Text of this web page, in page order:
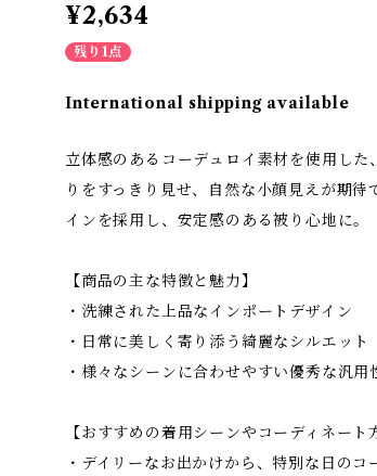
¥2,634
残り1点
International shipping available
立体感のあるコーデュロイ素材を使用し
りをすっきり見せ、自然な小顔見えが期
インを採用し、安定感のある被り心地に。
【商品の主な特徴と魅力】
・洗練された上品なインポートデザイン
・日常に美しく寄り添う綺麗なシルエット
・様々なシーンに合わせやすい優秀な汎用
【おすすめの着用シーンやコーディネート
・デイリーなお出かけから、特別な日のコ